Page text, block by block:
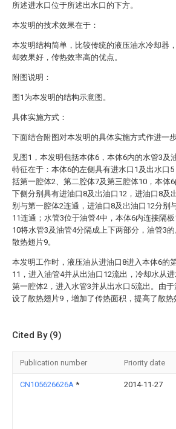
所述进水口位于所述出水口的下方。
本发明的技术效果在于：
本发明结构简单，比较传统的液压油水冷却器
却效果好，传热效率高的优点。
附图说明：
图1为本发明的结构示意图。
具体实施方式：
下面结合附图对本发明的具体实施方式作进一步
见图1，本发明包括本体6，本体6内的水管3及
特征在于：本体6的左侧具有进水口1及出水口
括第一腔体2、第二腔体7及第三腔体10，本体6
下侧分别具有进油口8及出油口12，进油口8及
别与第一腔体2连通，进油口8及出油口12分别
11连通；水管3位于油管4中，本体6内连接隔
10将水管3及油管4分隔成上下两部分，油管3
散热翅片9。
本发明工作时，液压油从进油口8进入本体6的
11，进入油管4并从出油口12流出，冷却水从
第一腔体2，进入水管3并从出水口5流出。由于
设了散热翅片9，增加了传热面积，提高了散热
Cited By (9)
Publication number Priority date
CN105626626A * 2014-11-27